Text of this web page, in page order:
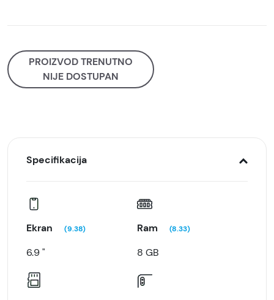
PROIZVOD TRENUTNO
NIJE DOSTUPAN
Specifikacija
Ekran (9.38)
6.9 "
Ram (8.33)
8 GB